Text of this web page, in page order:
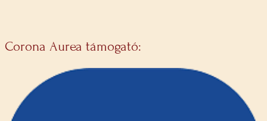
Corona Aurea támogató: